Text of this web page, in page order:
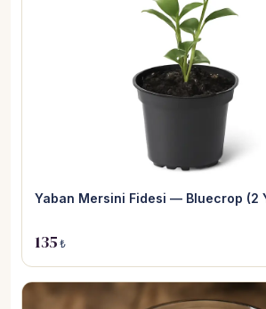
Yaban Mersini Fidesi — Bluecrop (2
135 ₺